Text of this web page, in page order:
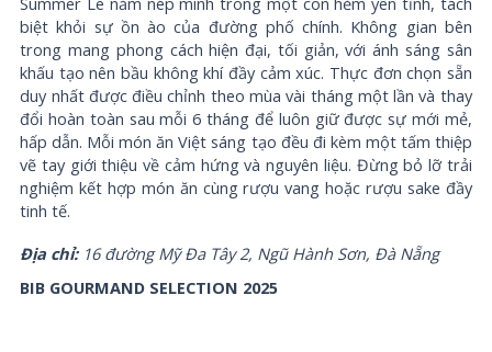
biệt khỏi sự ồn ào của đường phố chính. Không gian bên
trong mang phong cách hiện đại, tối giản, với ánh sáng sân
khấu tạo nên bầu không khí đầy cảm xúc. Thực đơn chọn sẵn
duy nhất được điều chỉnh theo mùa vài tháng một lần và thay
đổi hoàn toàn sau mỗi 6 tháng để luôn giữ được sự mới mẻ,
hấp dẫn. Mỗi món ăn Việt sáng tạo đều đi kèm một tấm thiệp
vẽ tay giới thiệu về cảm hứng và nguyên liệu. Đừng bỏ lỡ trải
nghiệm kết hợp món ăn cùng rượu vang hoặc rượu sake đầy
tinh tế.
Địa chỉ:16 đường Mỹ Đa Tây 2, Ngũ Hành Sơn, Đà Nẵng
BIB GOURMAND SELECTION 2025